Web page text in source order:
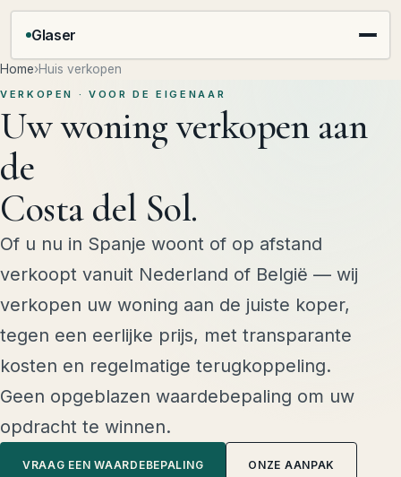
Glaser
Home›Huis verkopen
VERKOPEN · VOOR DE EIGENAAR
Uw woning verkopen aan
de
Costa del Sol.
Of u nu in Spanje woont of op afstand
verkoopt vanuit Nederland of België — wij
verkopen uw woning aan de juiste koper,
tegen een eerlijke prijs, met transparante
kosten en regelmatige terugkoppeling.
Geen opgeblazen waardebepaling om uw
opdracht te winnen.
VRAAG EEN WAARDEBEPALING ONZE AANPAK